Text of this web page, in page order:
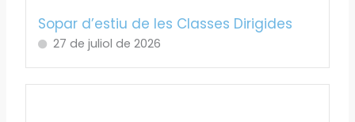
Sopar d’estiu de les Classes Dirigides
27 de juliol de 2026